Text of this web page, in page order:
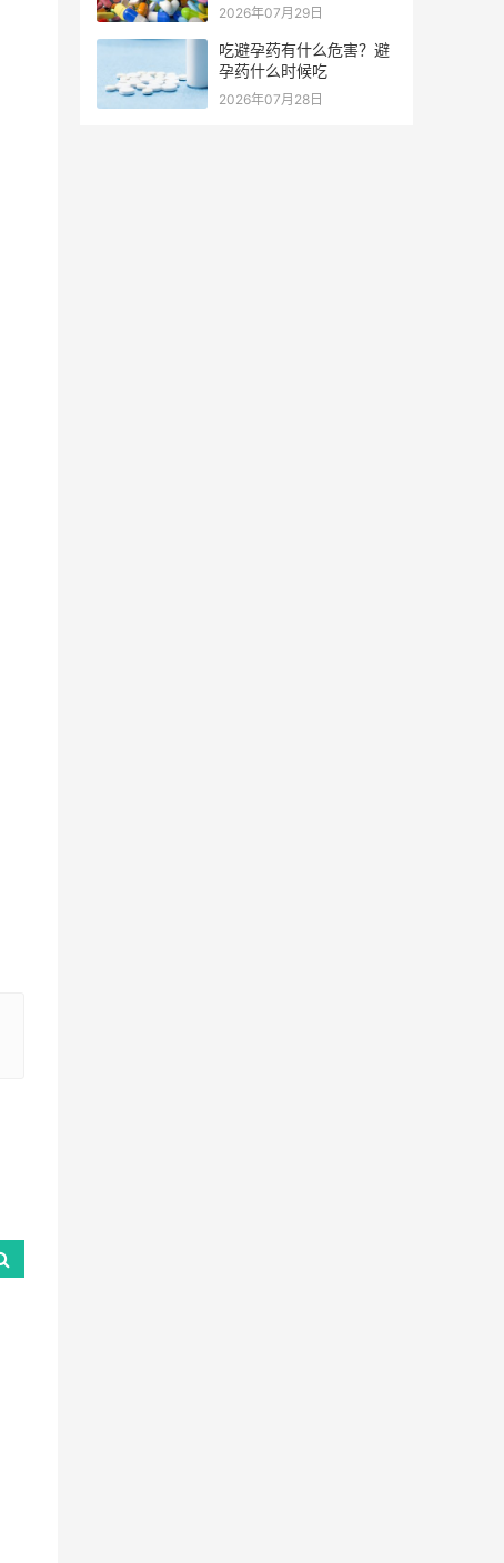
2026年07月29日
吃避孕药有什么危害？避
孕药什么时候吃
2026年07月28日